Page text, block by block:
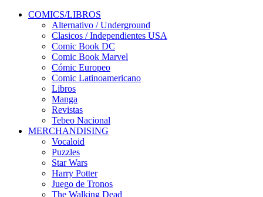
COMICS/LIBROS
Alternativo / Underground
Clasicos / Independientes USA
Comic Book DC
Comic Book Marvel
Cómic Europeo
Comic Latinoamericano
Libros
Manga
Revistas
Tebeo Nacional
MERCHANDISING
Vocaloid
Puzzles
Star Wars
Harry Potter
Juego de Tronos
The Walking Dead